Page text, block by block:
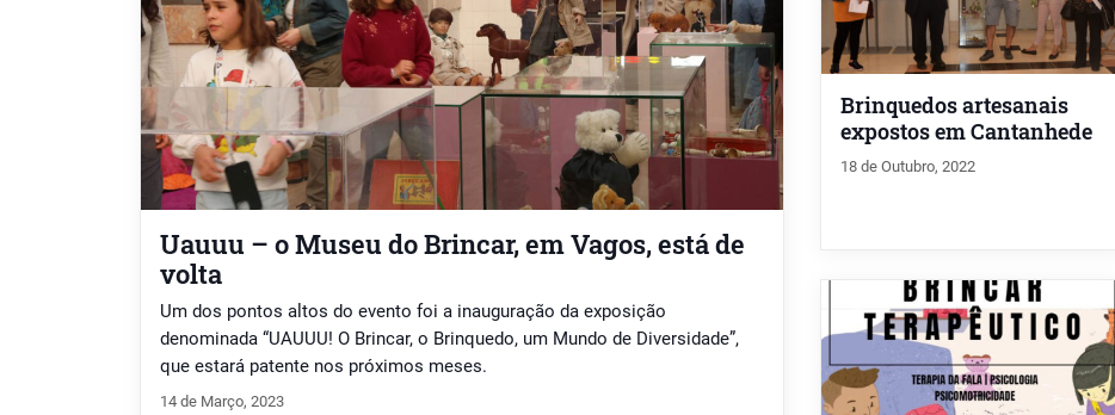
Uauuu – o Museu do Brincar, em Vagos, está de
volta
Um dos pontos altos do evento foi a inauguração da exposição
denominada “UAUUU! O Brincar, o Brinquedo, um Mundo de Diversidade”,
que estará patente nos próximos meses.
14 de Março, 2023
Brinquedos artesanais
expostos em Cantanhede
18 de Outubro, 2022